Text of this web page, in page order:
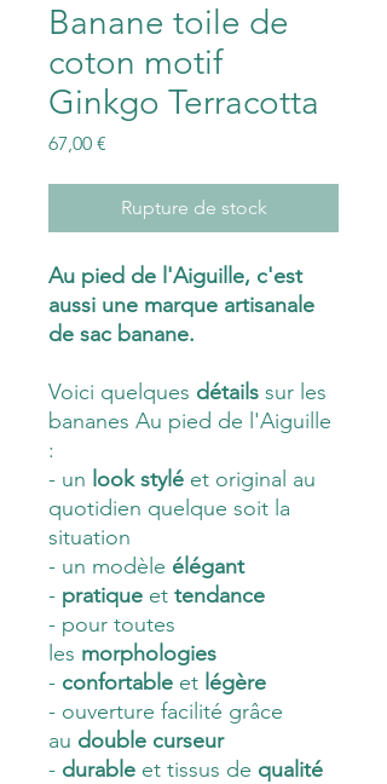
Banane toile de
coton motif
Ginkgo Terracotta
67,00 €
Rupture de stock
Au pied de l'Aiguille, c'est
aussi une marque artisanale
de sac banane.
Voici quelques détails sur les
bananes Au pied de l'Aiguille
:
- un look stylé et original au
quotidien quelque soit la
situation
- un modèle élégant
- pratique et tendance
- pour toutes
les morphologies
- confortable et légère
- ouverture facilité grâce
au double curseur
- durable et tissus de qualité